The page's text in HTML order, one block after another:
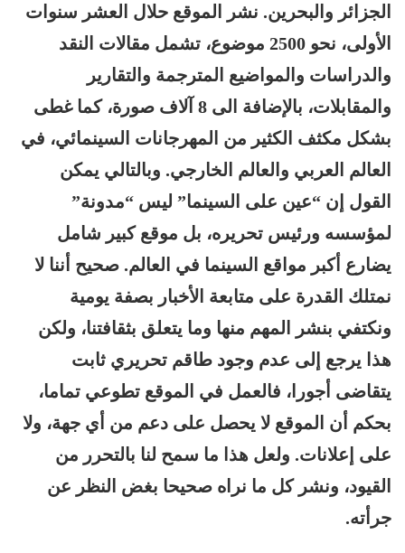
الجزائر والبحرين. نشر الموقع حلال العشر سنوات
الأولى، نحو 2500 موضوع، تشمل مقالات النقد
والدراسات والمواضيع المترجمة والتقارير
والمقابلات، بالإضافة الى 8 آلاف صورة، كما غطى
بشكل مكثف الكثير من المهرجانات السينمائي، في
العالم العربي والعالم الخارجي. وبالتالي يمكن
القول إن “عين على السينما” ليس “مدونة”
لمؤسسه ورئيس تحريره، بل موقع كبير شامل
يضارع أكبر مواقع السينما في العالم. صحيح أننا لا
نمتلك القدرة على متابعة الأخبار بصفة يومية
ونكتفي بنشر المهم منها وما يتعلق بثقافتنا، ولكن
هذا يرجع إلى عدم وجود طاقم تحريري ثابت
يتقاضى أجورا، فالعمل في الموقع تطوعي تماما،
بحكم أن الموقع لا يحصل على دعم من أي جهة، ولا
على إعلانات. ولعل هذا ما سمح لنا بالتحرر من
القيود، ونشر كل ما نراه صحيحا بغض النظر عن
جرأته.